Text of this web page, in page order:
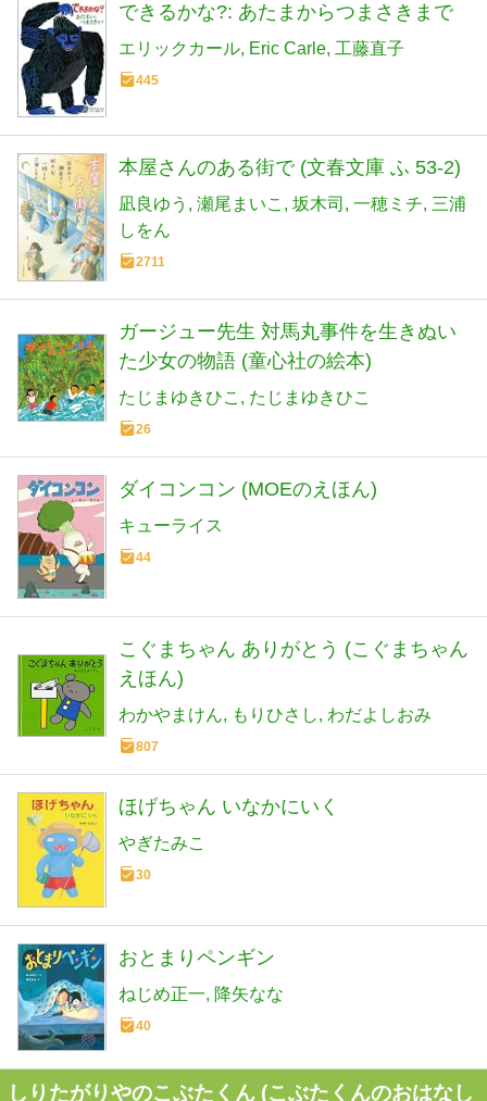
できるかな?: あたまからつまさきまで
エリックカール Eric Carle 工藤直子
445
本屋さんのある街で (文春文庫 ふ 53-2)
凪良ゆう 瀬尾まいこ 坂木司 一穂ミチ 三浦
しをん
2711
ガージュー先生 対馬丸事件を生きぬい
た少女の物語 (童心社の絵本)
たじまゆきひこ たじまゆきひこ
26
ダイコンコン (MOEのえほん)
キューライス
44
こぐまちゃん ありがとう (こぐまちゃん
えほん)
わかやまけん もりひさし わだよしおみ
807
ほげちゃん いなかにいく
やぎたみこ
30
おとまりペンギン
ねじめ正一 降矢なな
40
しりたがりやのこぶたくん (こぶたくんのおはなし